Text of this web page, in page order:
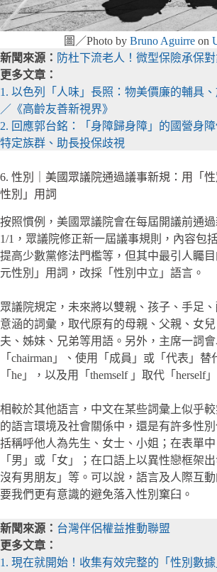
圖／Photo by Bruno Aguirre on
新聞來源： 防杜下流老人！微型保險承保
更多文章：
1. 以色列「人味」長照：物美價廉的輔具
／《高齡友善新視界》
2. 回應郭台銘：「身障歸身障」的國營身
特定族群、助長投保歧視
6. 性別｜美國眾議院通過議事新規：用「
性別」用詞
按照慣例，美國眾議院會在每屆開議前通
1/1，眾議院修正新一屆議事規則，內容包
提高少數黨修法門檻等，但其中最引人矚
元性別」用詞，改採「性別中立」語言。
眾議院規定，未來將以雙親、孩子、手足
意涵的詞彙，取代原有的母親、父親、女
夫、姊妹、兄弟等用語。另外，主席一詞
「chairman」、使用「成員」或「代表」替
「he」，以及用「themself 」取代「herself
相較於其他語言，中文在某些詞彙上似乎
的語言環境及社會關係中，還是有許多性
括稱呼他人為先生、女士、小姐；在表單
「男」或「女」；在口語上以異性戀框架
沒有男朋友」等。可以說，語言及人際互
要我們更有意識的避免落入性別窠臼。
新聞來源： 台灣伴侶權益推動聯盟
更多文章：
1. 現在就開始！收集有效完整的「性別數